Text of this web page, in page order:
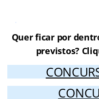
Quer ficar por
previstos?